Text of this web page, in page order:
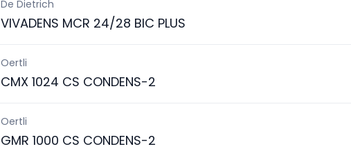
De Dietrich
VIVADENS MCR 24/28 BIC PLUS
Oertli
CMX 1024 CS CONDENS-2
Oertli
GMR 1000 CS CONDENS-2